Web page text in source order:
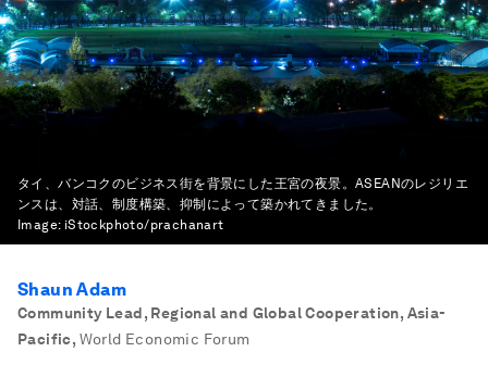
タイ、バンコクのビジネス街を背景にした王宮の夜景。ASEANのレジリエ
ンスは、対話、制度構築、抑制によって築かれてきました。
Image: iStockphoto/prachanart
Shaun Adam
Community Lead, Regional and Global Cooperation, Asia-
Pacific, World Economic Forum